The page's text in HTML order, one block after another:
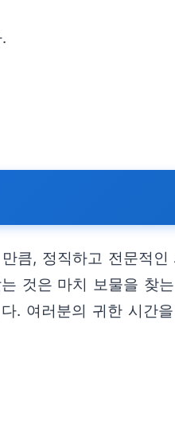
큼, 정직하고 전문적
것은 마치 보물을 찾
. 여러분의 귀한 시간